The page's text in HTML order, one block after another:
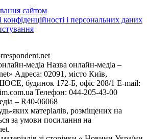
сайтом
конфіденційності і персональних даних
медіа Назва онлайн-медіа –
Адреса: 02091, місто Київ,
будинок 172-Б, офіс 208/1 E-mail:
Телефон: 044-205-43-00
– R40-06068
яких матеріалів, розміщених на
за умови посилання на